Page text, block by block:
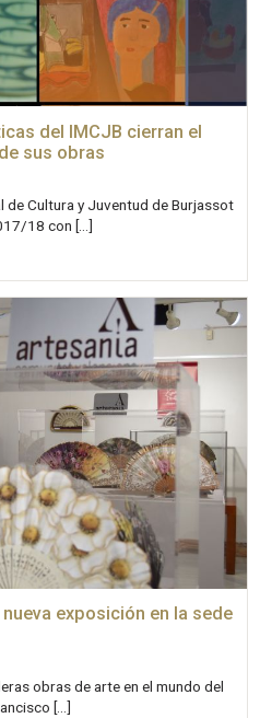
del IMCJB cierran el
sus obras
Cultura y Juventud de Burjassot
18 con […]
exposición en la sede
obras de arte en el mundo del
[…]